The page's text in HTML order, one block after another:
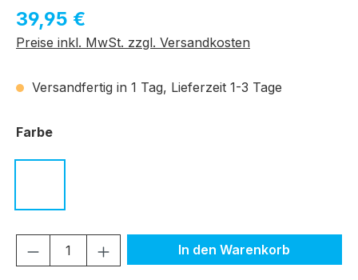
Regulärer Preis:
39,95 €
Preise inkl. MwSt. zzgl. Versandkosten
Versandfertig in 1 Tag, Lieferzeit 1-3 Tage
Farbeauswählen
Produkt Anzahl: Gib den gewünschten
In den Warenkorb